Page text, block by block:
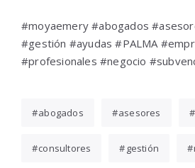
#moyaemery #abogados
#gestión #ayudas #PALMA
#profesionales #negocio
abogados asesores
consultores gestión